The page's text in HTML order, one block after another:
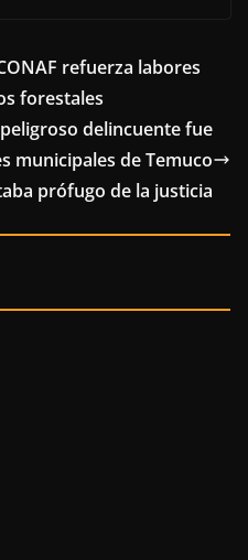
refuerza labores
forestales
delincuente fue
municipales de Temuco
prófugo de la justicia